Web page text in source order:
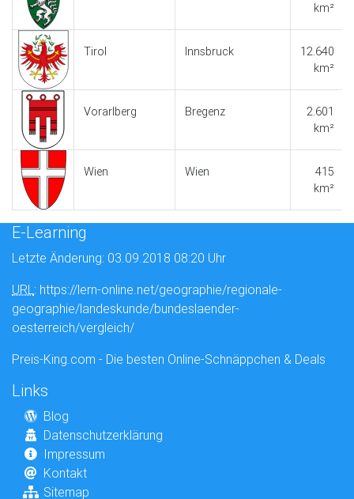
km²
Tirol Innsbruck
12.640
km²
Vorarlberg Bregenz
2.601
km²
Wien Wien
415
km²
E-Learning
Letzte Änderung: 03.09.2018 08:20 Uhr
URL: https://lern-online.net/geographie/regionale-
geographie/landeskunde/bundeslaender-
oesterreich/vergleich/
Preis-King.com - Die besten Online-Schnäppchen & Deals
Links
Blog
Datenschutzerklärung
Impressum
Kontakt
Sitemap